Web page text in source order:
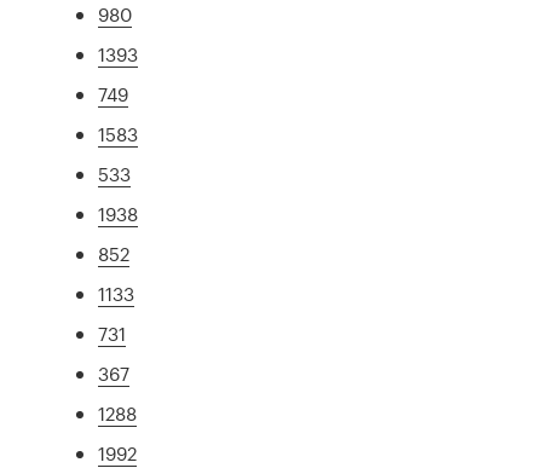
980
1393
749
1583
533
1938
852
1133
731
367
1288
1992